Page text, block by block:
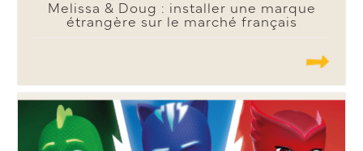
Melissa & Doug : installer une marque
étrangère sur le marché français
.......